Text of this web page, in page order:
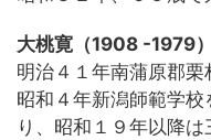
大桃寛（1908 -1979
明治４１年南蒲原郡栗
昭和４年新潟師範学
り、昭和１９年以降